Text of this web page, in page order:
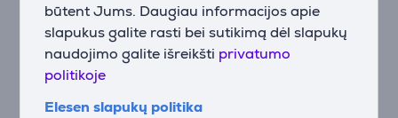
būtent Jums. Daugiau informacijos apie
slapukus galite rasti bei sutikimą dėl slapukų
naudojimo galite išreikšti privatumo
politikoje
Elesen slapukų politika
Nesutikus su slapukų naudojimu negalime atvaizduoti
išsamaus šios prekės aprašymo.